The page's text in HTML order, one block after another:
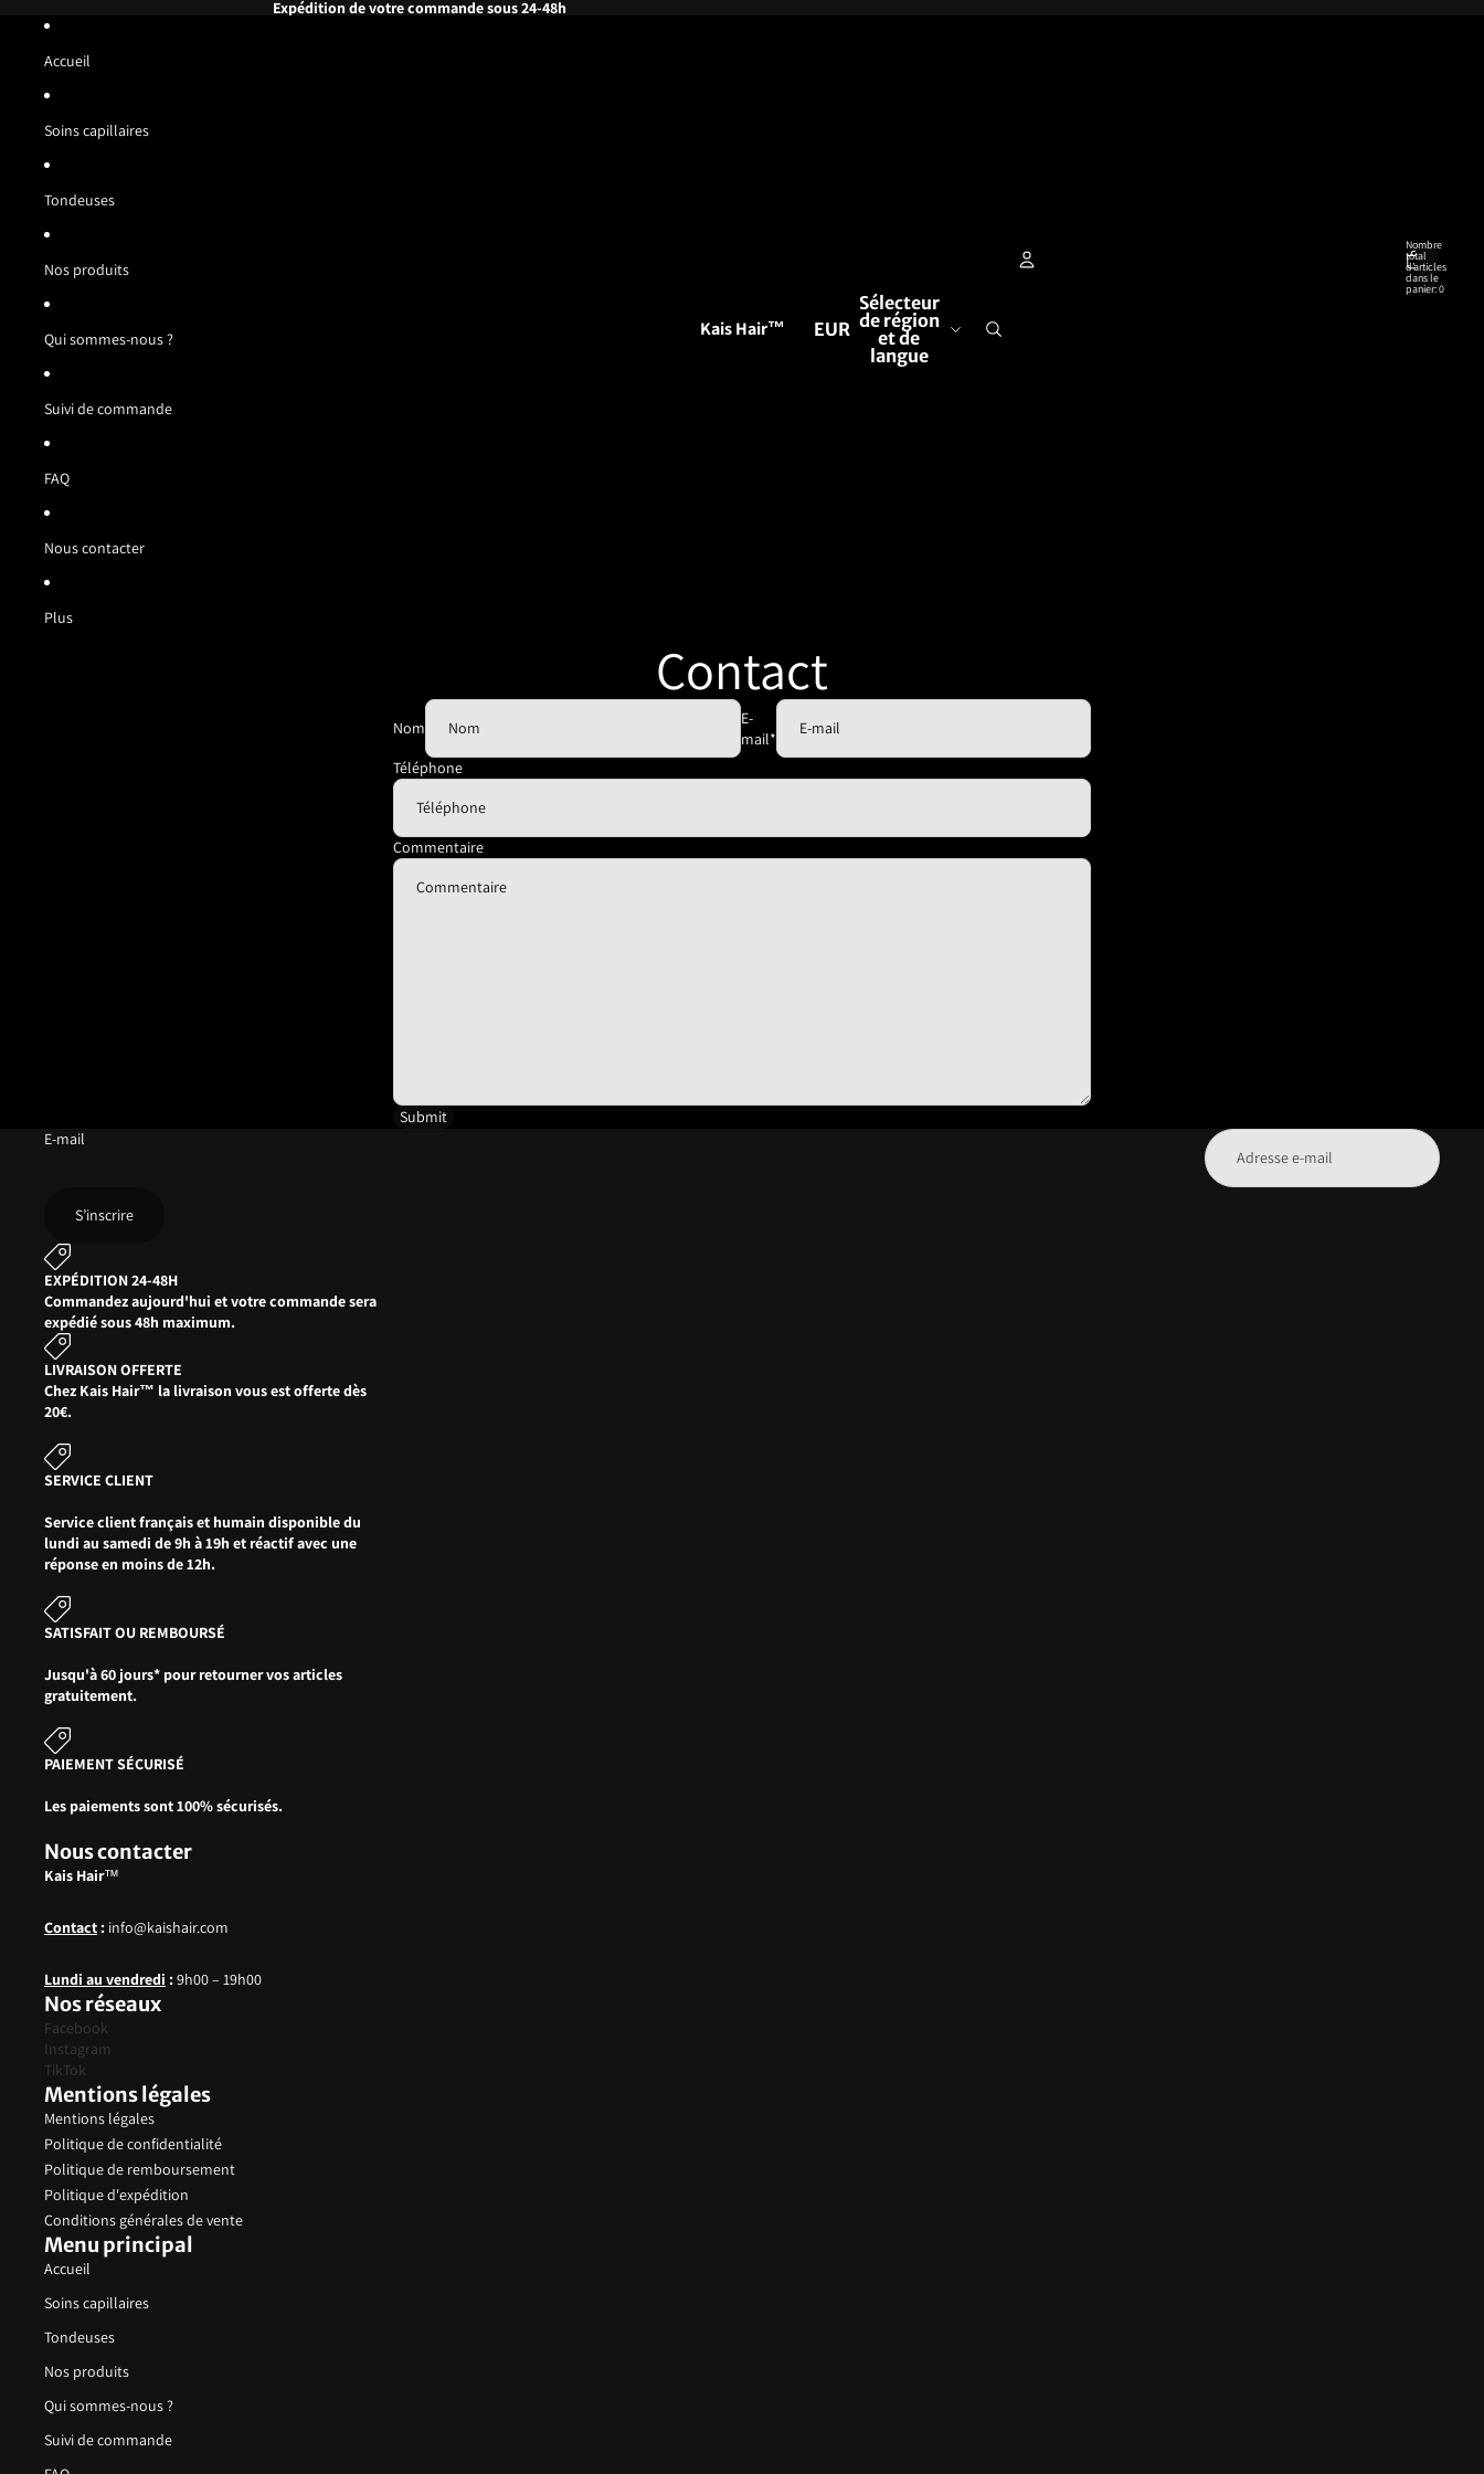
Expédition de votre commande sous 24-48h
Accueil
Soins capillaires
Tondeuses
Nos produits
Qui sommes-nous ?
Suivi de commande
FAQ
Nous contacter
Plus
Kais Hair™ EUR
Sélecteur
de région
et de
langue
Nombre
total
d’articles
dans le
panier: 0
Contact
Nom
E-
mail*
Téléphone
Commentaire
Submit
E-mail
S’inscrire
EXPÉDITION 24-48H
Commandez aujourd'hui et votre commande sera
expédié sous 48h maximum.
LIVRAISON OFFERTE
Chez Kais Hair™ la livraison vous est offerte dès
20€.
SERVICE CLIENT
Service client français et humain disponible du
lundi au samedi de 9h à 19h et réactif avec une
réponse en moins de 12h.
SATISFAIT OU REMBOURSÉ
Jusqu'à 60 jours* pour retourner vos articles
gratuitement.
PAIEMENT SÉCURISÉ
Les paiements sont 100% sécurisés.
Nous contacter
Kais Hair™
Contact : info@kaishair.com
Lundi au vendredi :9h00 – 19h00
Nos réseaux
Facebook
Instagram
TikTok
Mentions légales
Mentions légales
Politique de confidentialité
Politique de remboursement
Politique d'expédition
Conditions générales de vente
Menu principal
Accueil
Soins capillaires
Tondeuses
Nos produits
Qui sommes-nous ?
Suivi de commande